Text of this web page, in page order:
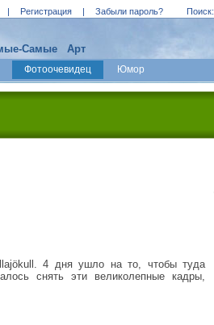
| Регистрация | Забыли пароль? Поиск:
Фотоочевидец Юмор
Самые Арт
4 дня ушло на то, чтобы туда
снять эти великолепные кадры,